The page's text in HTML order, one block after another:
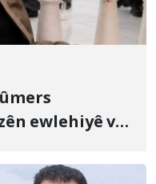
ewlehiyê ve